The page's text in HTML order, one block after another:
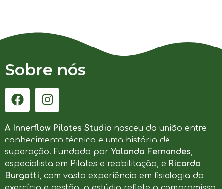
Sobre nós
A Innerflow Pilates Studio nasceu da união entre
conhecimento técnico e uma história de
superação. Fundado por Yolanda Fernandes,
especialista em Pilates e reabilitação, e Ricardo
Burgatti, com vasta experiência em fisiologia do